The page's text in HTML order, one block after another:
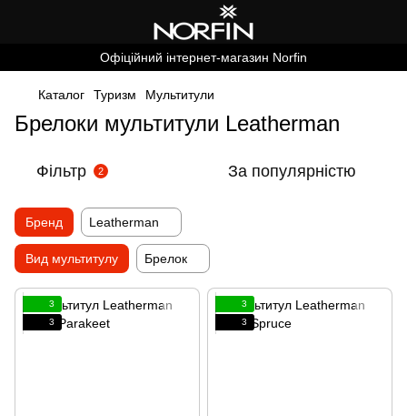
Офіційний інтернет-магазин Norfin
Каталог Туризм Мультитули
Брелоки мультитули Leatherman
Фільтр 2 За популярністю
Бренд Leatherman
Вид мультитулу Брелок
3
3
3
3